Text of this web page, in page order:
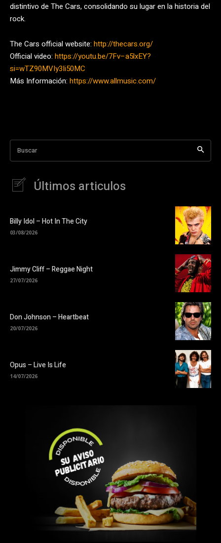
distintivo de The Cars, consolidando su lugar en la historia del
rock.
The Cars official website: http://thecars.org/
Official video: https://youtu.be/7Fv–a5lxEY?
si=wTZ90MVIy3Ii50MC
Más Información: https://www.allmusic.com/
Buscar
Últimos articulos
Billy Idol – Hot In The City
03/08/2026
Jimmy Cliff – Reggae Night
27/07/2026
Don Johnson – Heartbeat
20/07/2026
Opus – Live Is Life
14/07/2026